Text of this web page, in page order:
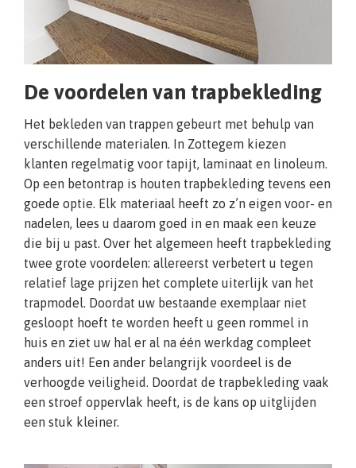
De voordelen van trapbekleding
Het bekleden van trappen gebeurt met behulp van
verschillende materialen. In Zottegem kiezen
klanten regelmatig voor tapijt, laminaat en linoleum.
Op een betontrap is houten trapbekleding tevens een
goede optie. Elk materiaal heeft zo z’n eigen voor- en
nadelen, lees u daarom goed in en maak een keuze
die bij u past. Over het algemeen heeft trapbekleding
twee grote voordelen: allereerst verbetert u tegen
relatief lage prijzen het complete uiterlijk van het
trapmodel. Doordat uw bestaande exemplaar niet
gesloopt hoeft te worden heeft u geen rommel in
huis en ziet uw hal er al na één werkdag compleet
anders uit! Een ander belangrijk voordeel is de
verhoogde veiligheid. Doordat de trapbekleding vaak
een stroef oppervlak heeft, is de kans op uitglijden
een stuk kleiner.